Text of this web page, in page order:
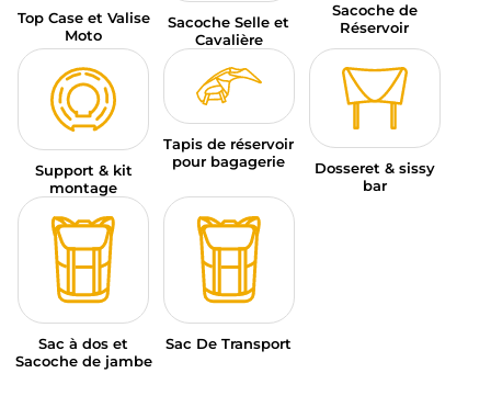
Top Case et Valise
Moto
Sacoche Selle et
Cavalière
Sacoche de
Réservoir
Support & kit
montage
Tapis de réservoir
pour bagagerie
Dosseret & sissy
bar
Sac à dos et
Sacoche de jambe
Sac De Transport